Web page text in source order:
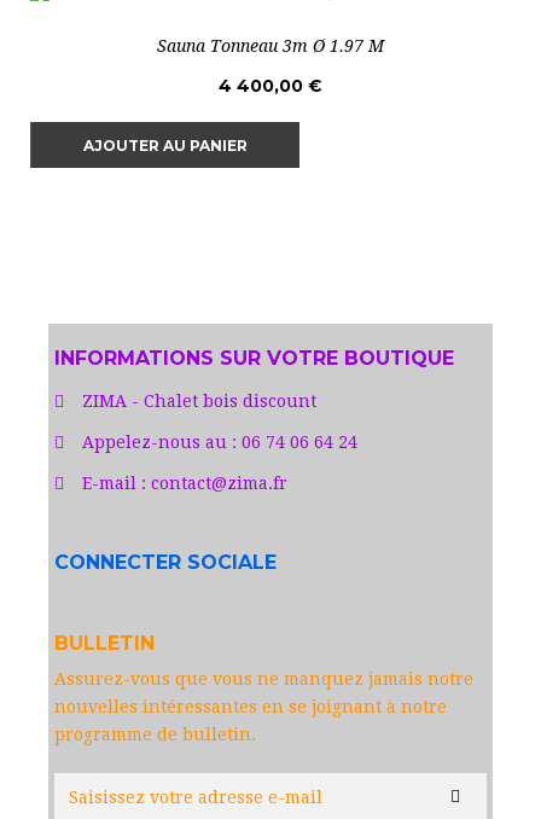
Sauna Tonneau 3m Ø 1.97 M
4 400,00 €
AJOUTER AU PANIER
INFORMATIONS SUR VOTRE BOUTIQUE
ZIMA - Chalet bois discount
Appelez-nous au : 06 74 06 64 24
E-mail : contact@zima.fr
CONNECTER SOCIALE
BULLETIN
Assurez-vous que vous ne manquez jamais notre
nouvelles intéressantes en se joignant à notre
programme de bulletin.